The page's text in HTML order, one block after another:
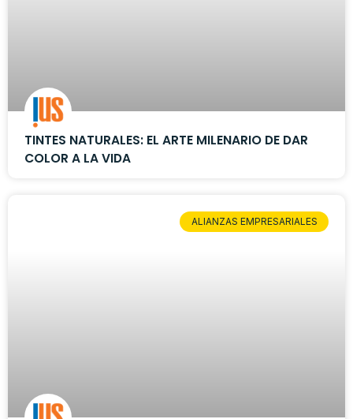
TINTES NATURALES: EL ARTE MILENARIO DE DAR
COLOR A LA VIDA
ALIANZAS EMPRESARIALES